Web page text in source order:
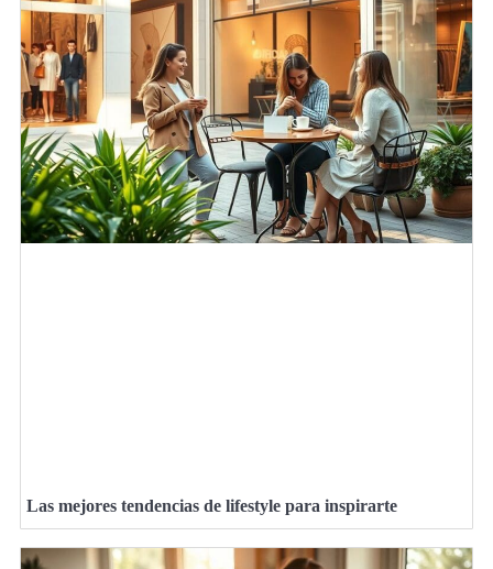
Las mejores tendencias de lifestyle para inspirarte